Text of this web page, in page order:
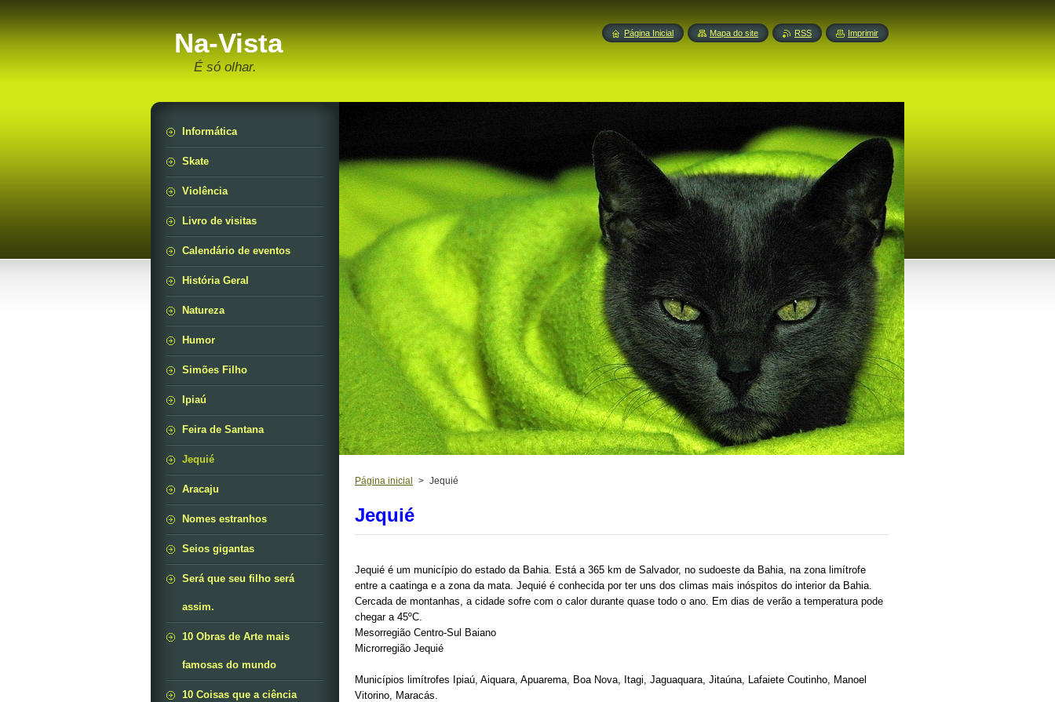
Na-Vista
É só olhar.
Página inicial > Jequié
Jequié
Jequié é um município do estado da Bahia. Está a 365 km de Salvador, no sudoeste da Bahia, na zona limítrofe
entre a caatinga e a zona da mata. Jequié é conhecida por ter uns dos climas mais inóspitos do interior da Bahia.
Cercada de montanhas, a cidade sofre com o calor durante quase todo o ano. Em dias de verão a temperatura pode
chegar a 45ºC.
Mesorregião Centro-Sul Baiano
Microrregião Jequié
Municípios limítrofes Ipiaú, Aiquara, Apuarema, Boa Nova, Itagi, Jaguaquara, Jitaúna, Lafaiete Coutinho, Manoel
Vitorino, Maracás.
Informática
Skate
Violência
Livro de visitas
Calendário de eventos
História Geral
Natureza
Humor
Simões Filho
Ipiaú
Feira de Santana
Jequié
Aracaju
Nomes estranhos
Seios gigantas
Será que seu filho será
assim.
10 Obras de Arte mais
famosas do mundo
10 Coisas que a ciência
Página Inicial Mapa do site RSS Imprimir